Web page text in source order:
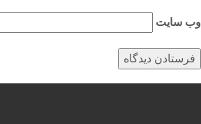
سایت